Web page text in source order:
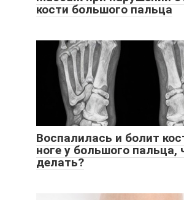
кости большого пальца
Воспалилась и болит
ноге у большого пальца,
делать?